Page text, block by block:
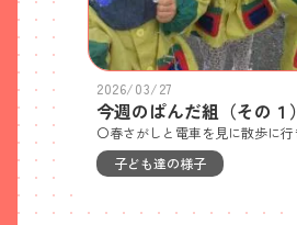
2026/03/27
今週のぱんだ組（その１）
子ども達の様子